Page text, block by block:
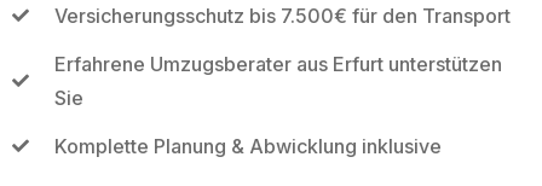
Versicherungsschutz bis 7.500€ für den Transport
Erfahrene Umzugsberater aus Erfurt unterstützen
Sie
Komplette Planung & Abwicklung inklusive